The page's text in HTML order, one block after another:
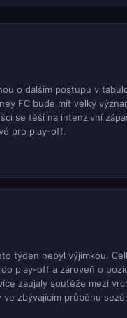
o dalším postupu v
FC bude mít velký
se těší na intenzivní
pro play-off.
týden nebyl výjimkou.
play-off a zároveň o
zaujaly soutěže mezi
zbývajícím průběhu